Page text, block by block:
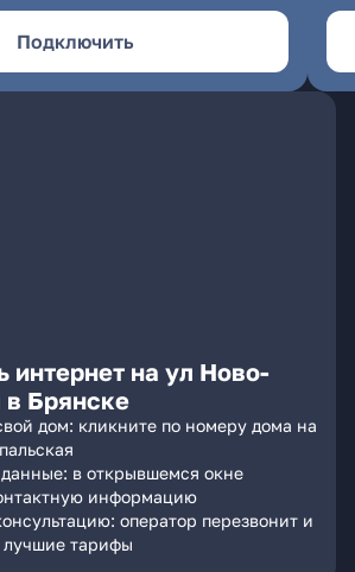
Подключить
интернет на ул Ново-
в Брянске
дом: кликните по номеру дома на
в открывшемся окне
информацию
оператор перезвонит и
лучшие тарифы